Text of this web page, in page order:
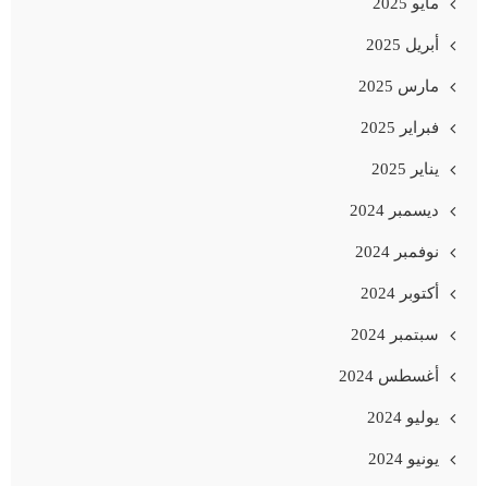
أبريل 2025
مارس 2025
فبراير 2025
يناير 2025
ديسمبر 2024
نوفمبر 2024
أكتوبر 2024
سبتمبر 2024
أغسطس 2024
يوليو 2024
يونيو 2024